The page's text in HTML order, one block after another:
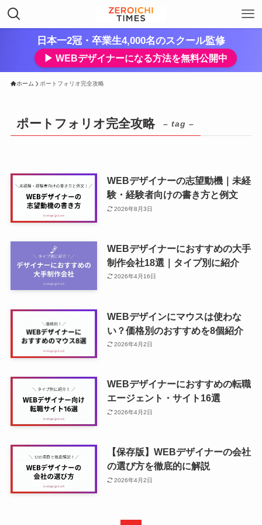
日本一2冠・卒業生4,000名のスクール監修
▶︎ WEBデザイナーになる方法を無料公開中
ホーム ポートフォリオ完全攻略
ポートフォリオ完全攻略 – tag –
WEBデザイナーの志望動機｜未経
験・経験者向けの書き方と例文
2026年8月3日
WEBデザイナーにおすすめの大手
制作会社18選｜タイプ別に紹介
2026年4月16日
WEBデザインにマウスは使わな
い？価格別のおすすめを8個紹介
2026年4月2日
WEBデザイナーにおすすめの転職
エージェント・サイト16選
2026年4月2日
【保存版】WEBデザイナーの会社
の選び方を徹底的に解説
2026年4月2日